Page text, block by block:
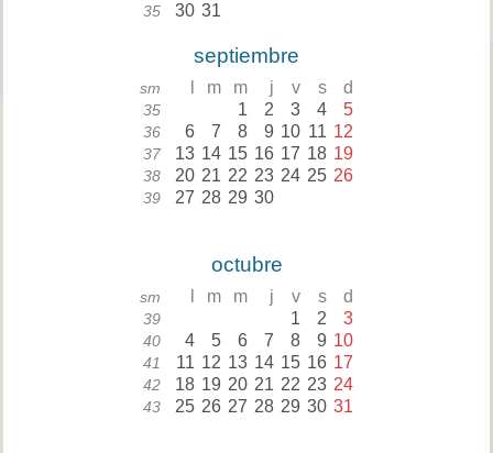
35 30 31
septiembre
sm m m j v s d
35 1 2 3 4 5
36 6 7 8 9 10 11 12
37 13 14 15 16 17 18 19
38 20 21 22 23 24 25 26
39 27 28 29 30
octubre
sm m m j v s d
39 1 2 3
40 4 5 6 7 8 9 10
41 11 12 13 14 15 16 17
42 18 19 20 21 22 23 24
43 25 26 27 28 29 30 31